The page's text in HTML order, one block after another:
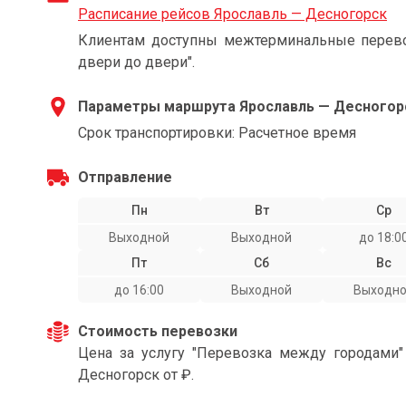
Расписание рейсов Ярославль — Десногорск
Клиентам доступны межтерминальные
двери до двери".
Параметры маршрута Ярославль —
Срок транспортировки: Расчетное время
Отправление
Пн
Выходной
Вт
Выходной
Ср
до
Пт
до 16:00
Сб
Выходной
Вс
Стоимость перевозки
Цена за услугу "Перевозка между
Десногорск от ₽.